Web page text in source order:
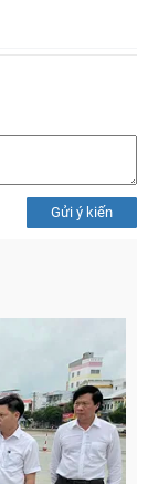
Gửi ý kiến